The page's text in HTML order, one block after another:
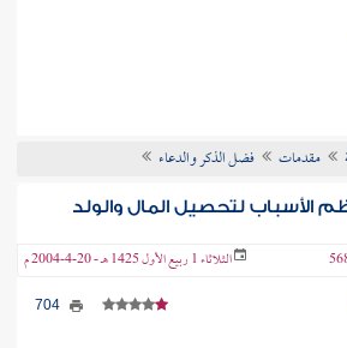
مقدمات فضل الذكر والدعاء
الأسباب لتحصيل المال والولد
الثلاثاء 1 ربيع الأول 1425 هـ - 20-4-2004 م